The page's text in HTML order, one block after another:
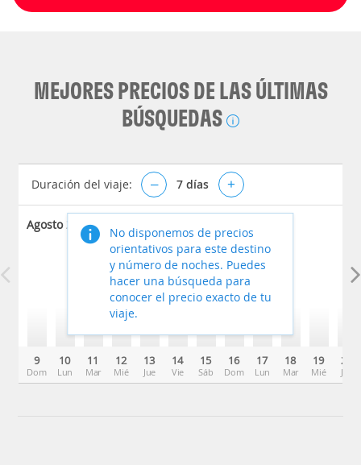
MEJORES PRECIOS DE LAS ÚLTIMAS
BÚSQUEDAS
Duración del viaje: – 7 días +
Agosto 2026
9
Dom
10
Lun
11
Mar
12
Mié
13
Jue
14
Vie
15
Sáb
16
Dom
17
Lun
18
Mar
19
Mié
20
Jue
No disponemos de precios
orientativos para este destino
y número de noches. Puedes
hacer una búsqueda para
conocer el precio exacto de tu
viaje.